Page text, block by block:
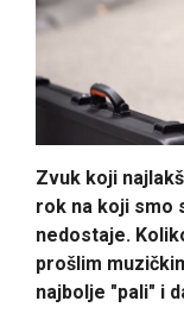
Zvuk koji
rok na koji smo
nedostaje.
prošlim
najbolje "pali" i